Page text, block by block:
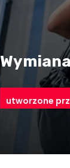
utworzone